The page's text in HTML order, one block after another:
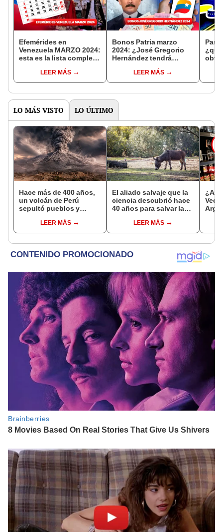
Efemérides en
Venezuela MARZO 2024:
esta es la lista completa
LEER MÁS
Bonos Patria marzo
2024: ¿José Gregorio
Hernández tendrá
LEER MÁS
LO MÁS VISTO LO ÚLTIMO
Hace más de 400 años,
un volcán de Perú
sepultó pueblos y
veranos más fríos de la
historia: sigue bajo
LEER MÁS
El aliado salvaje que la
ciencia descubrió hace
40 años para salvar la
reintroducción de un
asno salvaje está
vida
LEER MÁS
¿A